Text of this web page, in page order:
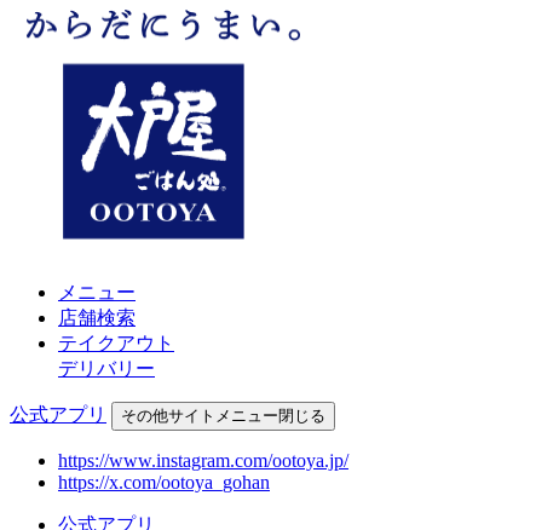
メニュー
店舗検索
テイクアウト
デリバリー
公式アプリ その他サイトメニュー閉じる
https://www.instagram.com/ootoya.jp/
https://x.com/ootoya_gohan
公式アプリ